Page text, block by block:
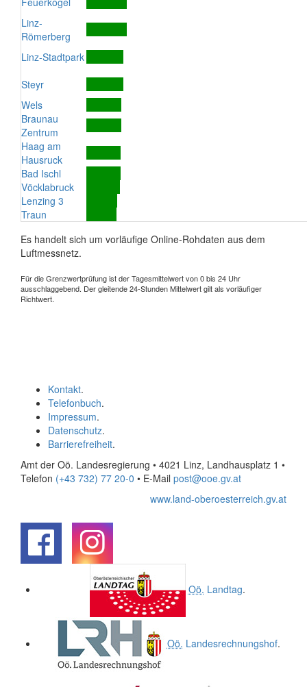
Linz-
Römerberg
Linz-Stadtpark
Steyr
Wels
Braunau
Zentrum
Haag am
Hausruck
Bad Ischl
Vöcklabruck
Lenzing 3
Traun
Es handelt sich um vorläufige Online-Rohdaten aus dem
Luftmessnetz.
Für die Grenzwertprüfung ist der Tagesmittelwert von 0 bis 24 Uhr
ausschlaggebend. Der gleitende 24-Stunden Mittelwert gilt als vorläufiger
Richtwert.
Kontakt.
Telefonbuch.
Impressum.
Datenschutz.
Barrierefreiheit.
Amt der Oö. Landesregierung • 4021 Linz, Landhausplatz 1 •
Telefon (+43 732) 77 20-0 • E-Mail post@ooe.gv.at
www.land-oberoesterreich.gv.at
Oö. Landtag.
Oö. Landesrechnungshof.